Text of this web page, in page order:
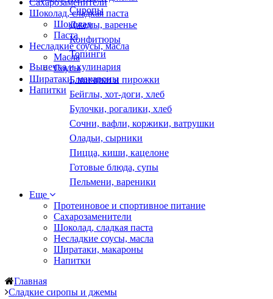
Сахарозаменители
Шоколад, сладкая паста
Шоколад
Паста
Несладкие соусы, масла
Масла
Соусы
Ширатаки, макароны
Напитки
Сиропы
Джемы, варенье
Конфитюры
Топинги
Выпечка и кулинария
Блинчики и пирожки
Бейглы, хот-доги, хлеб
Булочки, рогалики, хлеб
Сочни, вафли, коржики, ватрушки
Оладьи, сырники
Пицца, киши, кацелоне
Готовые блюда, супы
Пельмени, вареники
Еще
Протеиновое и спортивное питание
Сахарозаменители
Шоколад, сладкая паста
Несладкие соусы, масла
Ширатаки, макароны
Напитки
Главная
Сладкие сиропы и джемы